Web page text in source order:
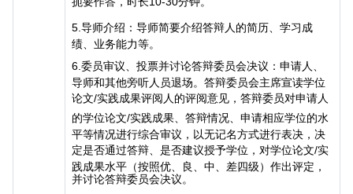
5. 导师介绍：导师简要介绍答辩人的简历、学习成
绩、业务能力等。
6. 委员审议、投票并讨论答辩委员会决议：申请人、
导师和其他旁听人员退场。答辩委员会主席宣读学位
论文/实践成果评阅人的评阅意见，答辩委员对申请人
的学位论文/实践成果、答辩情况、申请相应学位的水
平等情况进行综合审议，以无记名方式进行表决，决
定是否通过答辩、是否建议授予学位，对学位论文/实
践成果水平（按照优、良、中、差四级）作出评定，
并讨论答辩委员会决议。